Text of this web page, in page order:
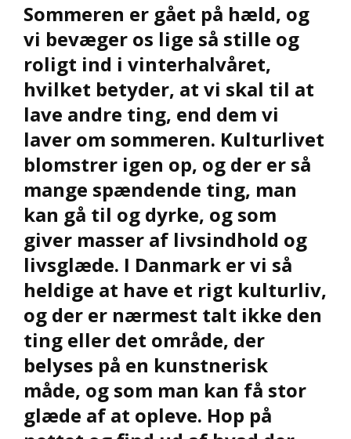
Sommeren er gået på hæld, og
vi bevæger os lige så stille og
roligt ind i vinterhalvåret,
hvilket betyder, at vi skal til at
lave andre ting, end dem vi
laver om sommeren. Kulturlivet
blomstrer igen op, og der er så
mange spændende ting, man
kan gå til og dyrke, og som
giver masser af livsindhold og
livsglæde. I Danmark er vi så
heldige at have et rigt kulturliv,
og der er nærmest talt ikke den
ting eller det område, der
belyses på en kunstnerisk
måde, og som man kan få stor
glæde af at opleve. Hop på